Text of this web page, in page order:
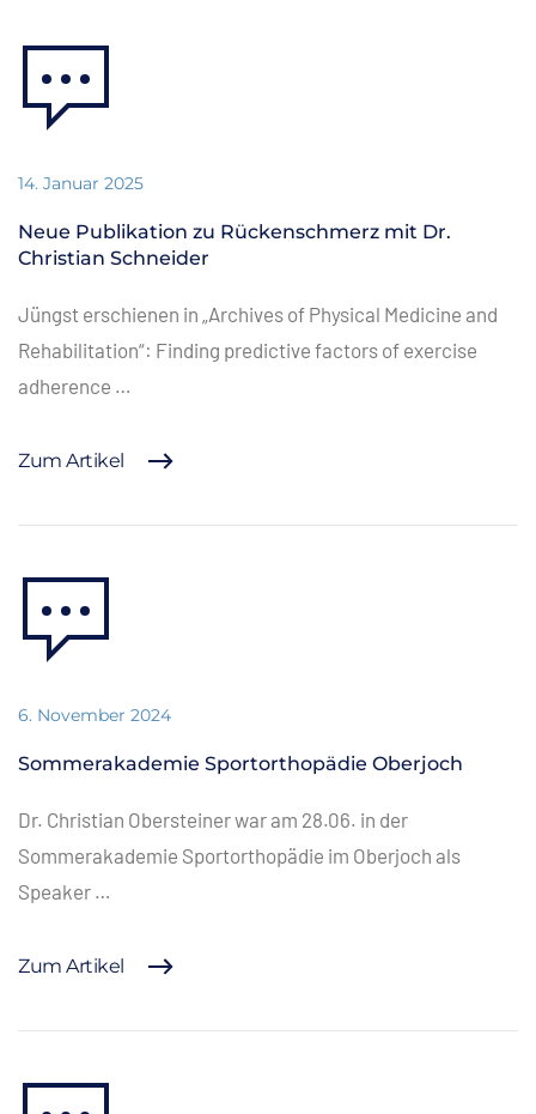
14. Januar 2025
Neue Publikation zu Rückenschmerz mit Dr.
Christian Schneider
Jüngst erschienen in „Archives of Physical Medicine and
Rehabilitation“: Finding predictive factors of exercise
adherence …
Zum Artikel
6. November 2024
Sommerakademie Sportorthopädie Oberjoch
Dr. Christian Obersteiner war am 28.06. in der
Sommerakademie Sportorthopädie im Oberjoch als
Speaker …
Zum Artikel